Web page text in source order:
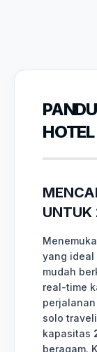
UNTUK
yang ideal
mudah
real-time
solo
kapasitas
beragam.